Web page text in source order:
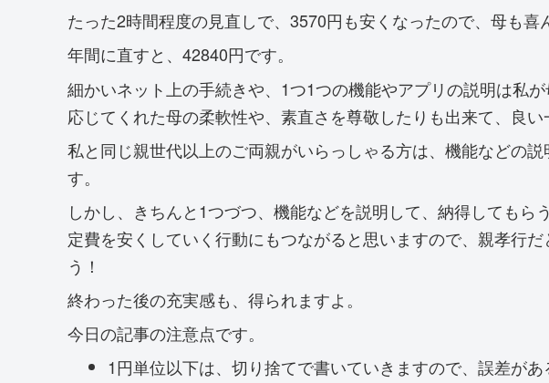
たった2時間程度の見直しで、3570円も安くなったので、母も喜
年間に直すと、42840円です。
細かいネット上の手続きや、1つ1つの機能やアプリの説明は私
応じてくれた母の柔軟性や、素直さを尊敬したりも出来て、良い
私と同じ親世代以上のご両親がいらっしゃる方は、機能などの
す。
しかし、きちんと1つづつ、機能などを説明して、納得してもら
定費を安くしていく行動にもつながると思いますので、親孝行
う！
終わった後の充実感も、得られますよ。
今日の記事の注意点です。
1円単位以下は、切り捨てで書いていきますので、誤差が